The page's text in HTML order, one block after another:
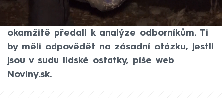
Slovensku odkryla plastový sud na jejím
bahnitém dně. Záhadný nález policisté
okamžitě předali k analýze odborníkům. Ti
by měli odpovědět na zásadní otázku, jestli
jsou v sudu lidské ostatky, píše web
Noviny.sk.